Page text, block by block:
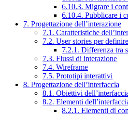
6.10.3. Migrare i
6.10.4. Pubblicare i
7. Progettazione dell’interazione
7.1. Caratteristiche
7.2. User stories per
7.2.1. Differenza tra
7.3. Flussi di interazione
7.4. Wireframe
7.5. Prototipi interattivi
8. Progettazione dell’interfaccia
8.1. Obiettivi
8.2. Elementi
8.2.1. Elementi di